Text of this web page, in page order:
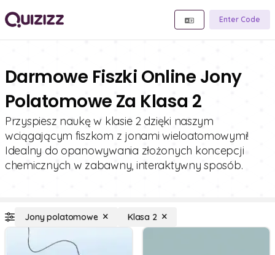
Enter Code
Darmowe Fiszki Online Jony
Polatomowe Za Klasa 2
Przyspiesz naukę w klasie 2 dzięki naszym
wciągającym fiszkom z jonami wieloatomowymi!
Idealny do opanowywania złożonych koncepcji
chemicznych w zabawny, interaktywny sposób.
Jony polatomowe Klasa 2